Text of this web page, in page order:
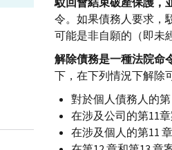
令。如果債務人要求，
可能是非自願的（即未
解除債務是一種法院命
下，在下列情況下解除
對於個人債務人的
在涉及公司的第11
在涉及個人的第11